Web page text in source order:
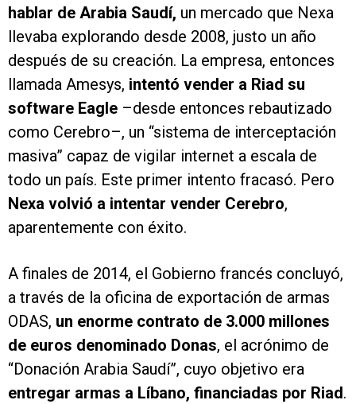
hablar de Arabia Saudí, un mercado que Nexa
llevaba explorando desde 2008, justo un año
después de su creación. La empresa, entonces
llamada Amesys, intentó vender a Riad su
software Eagle –desde entonces rebautizado
como Cerebro–, un “sistema de interceptación
masiva” capaz de vigilar internet a escala de
todo un país. Este primer intento fracasó. Pero
Nexa volvió a intentar vender Cerebro,
aparentemente con éxito.
A finales de 2014, el Gobierno francés concluyó,
a través de la oficina de exportación de armas
ODAS, un enorme contrato de 3.000 millones
de euros denominado Donas, el acrónimo de
“Donación Arabia Saudí”, cuyo objetivo era
entregar armas a Líbano, financiadas por Riad.